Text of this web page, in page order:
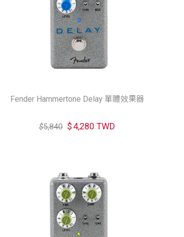
Fender Hammertone Delay 單體效果器
$5,840 $4,280 TWD